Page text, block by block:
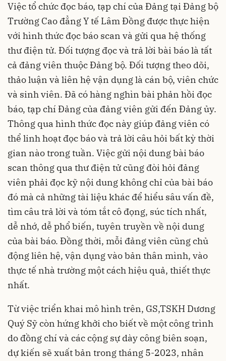
Việc tổ chức đọc báo, tạp chí của Đảng tại Đảng bộ
Trường Cao đẳng Y tế Lâm Đồng được thực hiện
với hình thức đọc báo scan và gửi qua hệ thống
thư điện tử. Đối tượng đọc và trả lời bài báo là tất
cả đảng viên thuộc Đảng bộ. Đối tượng theo dõi,
thảo luận và liên hệ vận dụng là cán bộ, viên chức
và sinh viên. Đã có hàng nghìn bài phản hồi đọc
báo, tạp chí Đảng của đảng viên gửi đến Đảng ủy.
Thông qua hình thức đọc này giúp đảng viên có
thể linh hoạt đọc báo và trả lời câu hỏi bất kỳ thời
gian nào trong tuần. Việc gửi nội dung bài báo
scan thông qua thư điện tử cũng đòi hỏi đảng
viên phải đọc kỹ nội dung không chỉ của bài báo
đó mà cả những tài liệu khác để hiểu sâu vấn đề,
tìm câu trả lời và tóm tắt cô đọng, súc tích nhất,
dễ nhớ, dễ phổ biến, tuyên truyền về nội dung
của bài báo. Đồng thời, mỗi đảng viên cũng chủ
động liên hệ, vận dụng vào bản thân mình, vào
thực tế nhà trường một cách hiệu quả, thiết thực
nhất.
Từ việc triển khai mô hình trên, GS,TSKH Dương
Quý Sỹ còn hứng khởi cho biết về một công trình
do đồng chí và các cộng sự dày công biên soạn,
dự kiến sẽ xuất bản trong tháng 5-2023, nhân